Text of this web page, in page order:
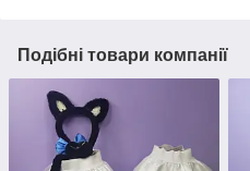
Подібні товари компанії